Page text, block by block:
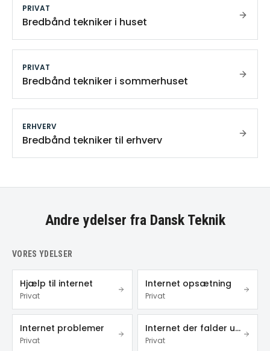
PRIVAT
Bredbånd tekniker i huset
PRIVAT
Bredbånd tekniker i sommerhuset
ERHVERV
Bredbånd tekniker til erhverv
Andre ydelser fra Dansk Teknik
VORES YDELSER
Hjælp til internet
Privat
Internet opsætning
Privat
Internet problemer
Privat
Internet der falder ud
Privat